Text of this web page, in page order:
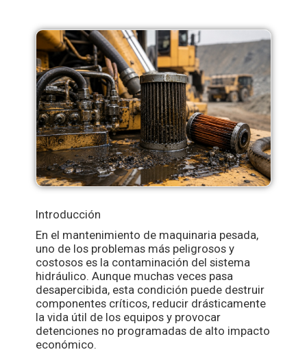
Introducción
En el mantenimiento de maquinaria pesada,
uno de los problemas más peligrosos y
costosos es la contaminación del sistema
hidráulico. Aunque muchas veces pasa
desapercibida, esta condición puede destruir
componentes críticos, reducir drásticamente
la vida útil de los equipos y provocar
detenciones no programadas de alto impacto
económico.